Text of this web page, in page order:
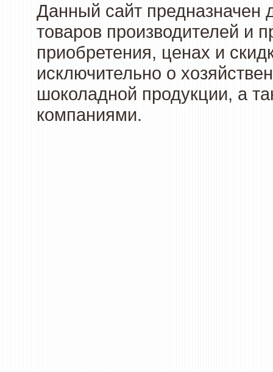
Данный сайт предназначен
товаров производителей и
приобретения, ценах и
исключительно о
шоколадной продукции, а
компаниями.